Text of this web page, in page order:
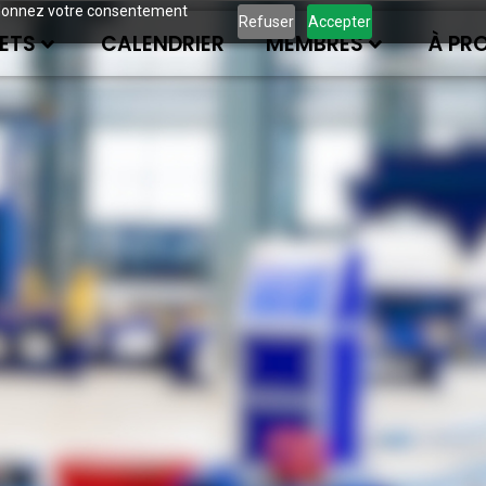
votre consentement
Refuser Accepter
CALENDRIER MEMBRES À